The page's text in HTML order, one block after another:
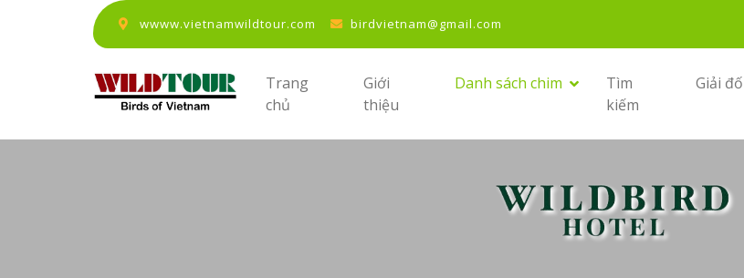
wwww.vietnamwildtour.com birdvietnam@gmail.com
Trang
chủ
Giới
thiệu
Danh sách chim
Tìm
kiếm
Giải đố